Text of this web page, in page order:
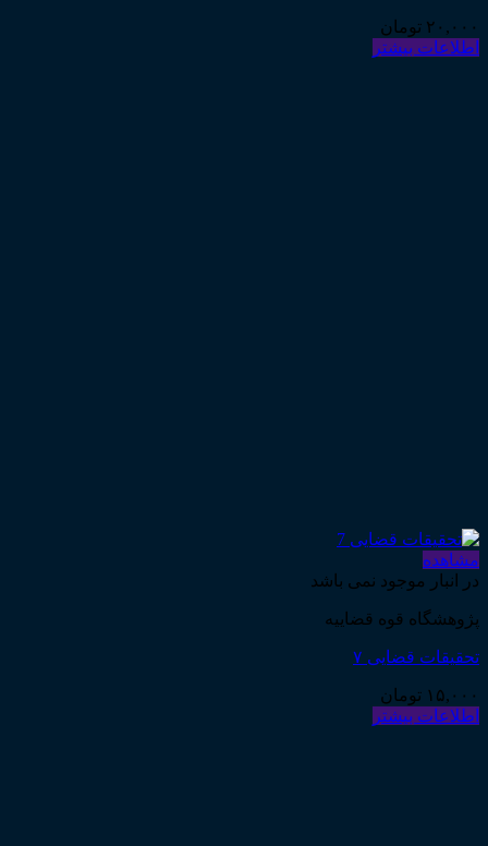
۲۰,۰۰۰ تومان
اطلاعات بیشتر
مشاهده
در انبار موجود نمی باشد
پژوهشگاه قوه قضاییه
تحقیقات قضایی ۷
۱۵,۰۰۰ تومان
اطلاعات بیشتر